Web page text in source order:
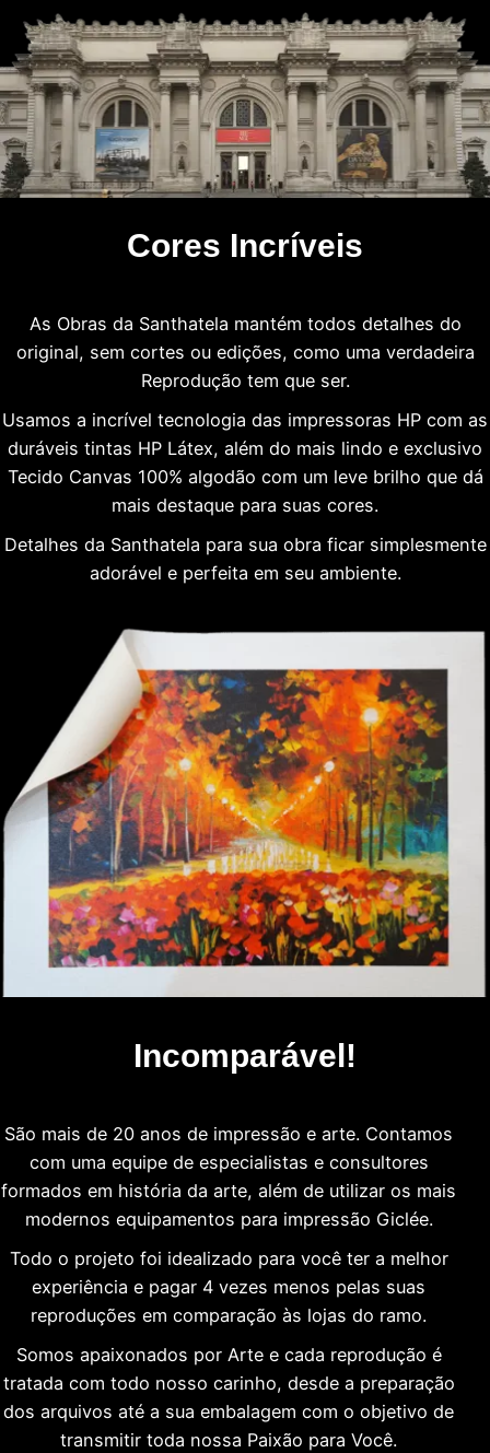
Cores Incríveis
As Obras da Santhatela mantém todos detalhes do
original, sem cortes ou edições, como uma verdadeira
Reprodução tem que ser.
Usamos a incrível tecnologia das impressoras HP com as
duráveis tintas HP Látex, além do mais lindo e exclusivo
Tecido Canvas 100% algodão com um leve brilho que dá
mais destaque para suas cores.
Detalhes da Santhatela para sua obra ficar simplesmente
adorável e perfeita em seu ambiente.
Incomparável!
São mais de 20 anos de impressão e arte. Contamos
com uma equipe de especialistas e consultores
formados em história da arte, além de utilizar os mais
modernos equipamentos para impressão Giclée.
Todo o projeto foi idealizado para você ter a melhor
experiência e pagar 4 vezes menos pelas suas
reproduções em comparação às lojas do ramo.
Somos apaixonados por Arte e cada reprodução é
tratada com todo nosso carinho, desde a preparação
dos arquivos até a sua embalagem com o objetivo de
transmitir toda nossa Paixão para Você.